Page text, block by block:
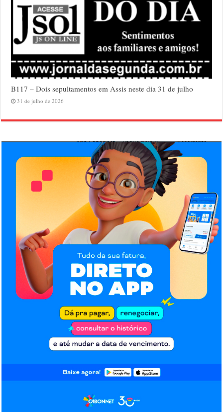
B117 – Dois sepultamentos em Assis neste dia 31 de julho
31 de julho de 2026